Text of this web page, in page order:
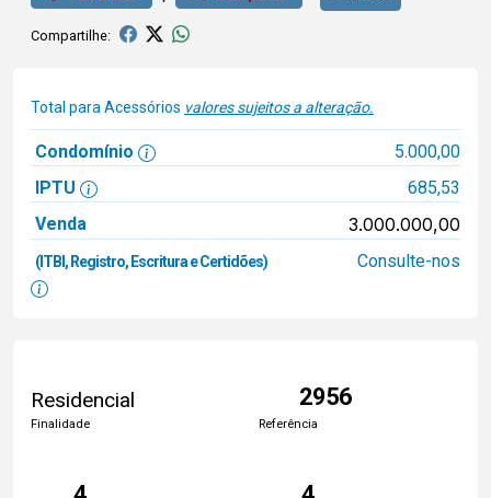
Compartilhe:
Total para Acessórios valores sujeitos a alteração.
Condomínio
5.000,00
IPTU
685,53
Venda
3.000.000,00
(ITBI, Registro, Escritura e Certidões) Consulte-nos
Residencial
Finalidade
2956
Referência